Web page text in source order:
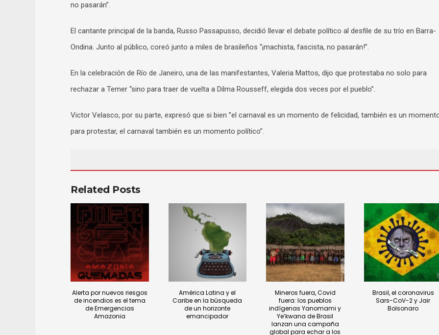
no pasarán”.
El cantante principal de la banda, Russo Passapusso, decidió llevar el debate político al desfile de su trío en Barra-
Ondina. Junto al público, coreó junto a miles de brasileños “¡machista, fascista, no pasarán!”.
En la celebración de Río de Janeiro, una de las manifestantes, Valeria Mattos, dijo que protestaba no solo para
rechazar a Temer “sino para traer de vuelta a Dilma Rousseff, elegida dos veces por el pueblo”.
Victor Velasco, por su parte, expresó que si bien ​​​​​”el carnaval es un momento de felicidad, también es un
para protestar, el carnaval también es un momento político”.
Related Posts
Alerta por nuevos riesgos
de incendios es el tema
de Emergencias
Amazonia
América Latina y el
Caribe en la búsqueda
de un horizonte
emancipador
Mineros fuera, Covid
fuera: los pueblos
indígenas Yanomami y
Ye’kwana de Brasil
lanzan una campaña
global para echar a los
Brasil, el coronavirus
Sars-CoV-2 y Jair
Bolsonaro